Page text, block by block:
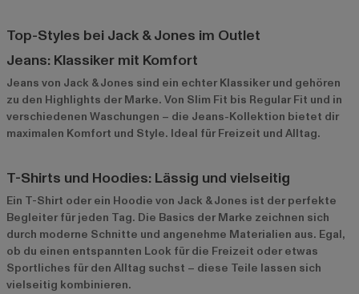
Top-Styles bei Jack & Jones im Outlet
Jeans: Klassiker mit Komfort
Jeans von Jack & Jones sind ein echter Klassiker und gehören
zu den Highlights der Marke. Von Slim Fit bis Regular Fit und in
verschiedenen Waschungen – die Jeans-Kollektion bietet dir
maximalen Komfort und Style. Ideal für Freizeit und Alltag.
T-Shirts und Hoodies: Lässig und vielseitig
Ein T-Shirt oder ein Hoodie von Jack & Jones ist der perfekte
Begleiter für jeden Tag. Die Basics der Marke zeichnen sich
durch moderne Schnitte und angenehme Materialien aus. Egal,
ob du einen entspannten Look für die Freizeit oder etwas
Sportliches für den Alltag suchst – diese Teile lassen sich
vielseitig kombinieren.